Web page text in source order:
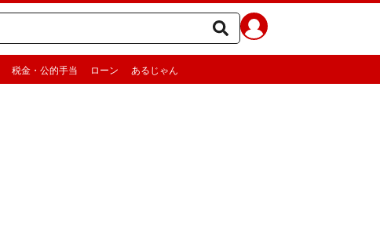
税金・公的手当 ローン あるじゃん